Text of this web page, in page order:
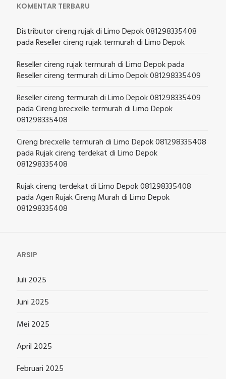
KOMENTAR TERBARU
Distributor cireng rujak di Limo Depok 081298335408
padaReseller cireng rujak termurah di Limo Depok
Reseller cireng rujak termurah di Limo Depokpada
Reseller cireng termurah di Limo Depok 081298335409
Reseller cireng termurah di Limo Depok 081298335409
padaCireng brecxelle termurah di Limo Depok
081298335408
Cireng brecxelle termurah di Limo Depok 081298335408
padaRujak cireng terdekat di Limo Depok
081298335408
Rujak cireng terdekat di Limo Depok 081298335408
padaAgen Rujak Cireng Murah di Limo Depok
081298335408
ARSIP
Juli 2025
Juni 2025
Mei 2025
April 2025
Februari 2025